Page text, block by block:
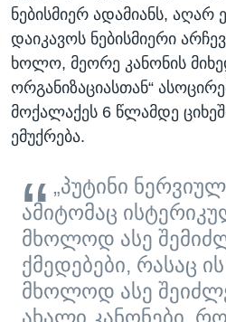
ნებისმიერ ადამიანს, აღარ
დაიკავოს ნებისმიერი
ხოლო, მეორე კანონის
ორგანიზაციასთან“
მოქალაქეს 6 წლამდე
ემუქრება.
„პუტინი
ამიტომაც
მხოლოდ ასე
ქმედებები, რასაც
მხოლოდ ასე